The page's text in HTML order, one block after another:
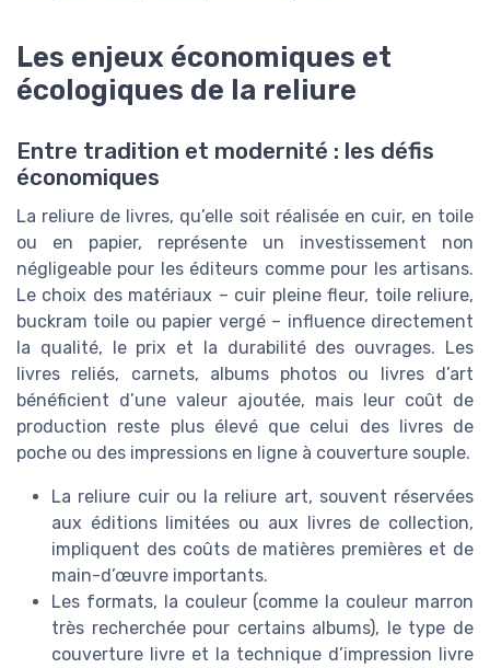
Les enjeux économiques et
écologiques de la reliure
Entre tradition et modernité : les défis
économiques
La reliure de livres, qu’elle soit réalisée en cuir, en toile
ou en papier, représente un investissement non
négligeable pour les éditeurs comme pour les artisans.
Le choix des matériaux – cuir pleine fleur, toile reliure,
buckram toile ou papier vergé – influence directement
la qualité, le prix et la durabilité des ouvrages. Les
livres reliés, carnets, albums photos ou livres d’art
bénéficient d’une valeur ajoutée, mais leur coût de
production reste plus élevé que celui des livres de
poche ou des impressions en ligne à couverture souple.
La reliure cuir ou la reliure art, souvent réservées
aux éditions limitées ou aux livres de collection,
impliquent des coûts de matières premières et de
main-d’œuvre importants.
Les formats, la couleur (comme la couleur marron
très recherchée pour certains albums), le type de
couverture livre et la technique d’impression livre